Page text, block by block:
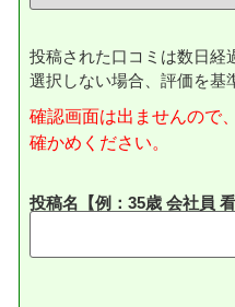
投稿された口コミは数日経
選択しない場合、評価を基
確認画面は出ませんので
確かめください。
投稿名【例：35歳 会社員